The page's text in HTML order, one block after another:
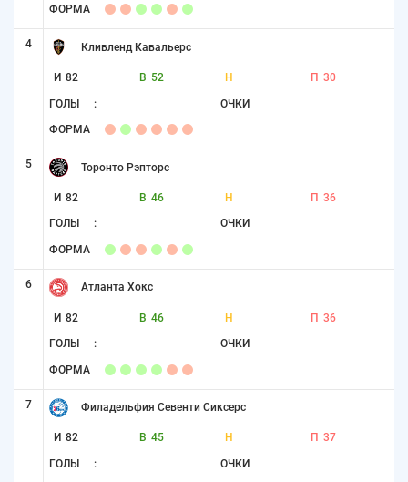
ФОРМА
4 Кливленд Кавальерс
И 82 В 52 Н П 30
ГОЛЫ : ОЧКИ
ФОРМА
5 Торонто Рэпторс
И 82 В 46 Н П 36
ГОЛЫ : ОЧКИ
ФОРМА
6 Атланта Хокс
И 82 В 46 Н П 36
ГОЛЫ : ОЧКИ
ФОРМА
7 Филадельфия Севенти Сиксерс
И 82 В 45 Н П 37
ГОЛЫ : ОЧКИ